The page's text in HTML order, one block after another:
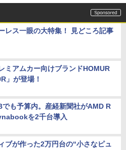
レス一眼の大特集！ 見どころ記事
ミアムカー向けブランドHOMUR
」が登場！
でも予算内。産経新聞社がAMD R
を2千台導入
ブが作った2万円台の“小さなピュ